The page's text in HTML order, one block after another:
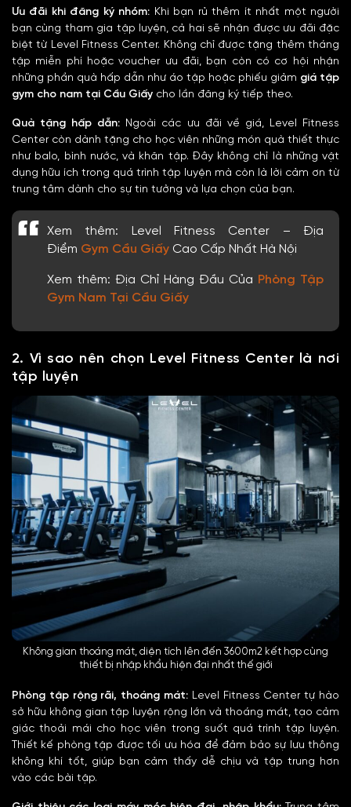
Ưu đãi khi đăng ký nhóm: Khi bạn rủ thêm ít nhất một người
bạn cùng tham gia tập luyện, cả hai sẽ nhận được ưu đãi đặc
biệt từ Level Fitness Center. Không chỉ được tặng thêm tháng
tập miễn phí hoặc voucher ưu đãi, bạn còn có cơ hội nhận
những phần quà hấp dẫn như áo tập hoặc phiếu giảm giá tập
gym cho nam tại Cầu Giấy cho lần đăng ký tiếp theo.
Quà tặng hấp dẫn: Ngoài các ưu đãi về giá, Level Fitness
Center còn dành tặng cho học viên những món quà thiết thực
như balo, bình nước, và khăn tập. Đây không chỉ là những vật
dụng hữu ích trong quá trình tập luyện mà còn là lời cảm ơn từ
trung tâm dành cho sự tin tưởng và lựa chọn của bạn.
Xem thêm: Level Fitness Center – Địa
Điểm Gym Cầu Giấy Cao Cấp Nhất Hà Nội
Xem thêm: Địa Chỉ Hàng Đầu Của Phòng Tập
Gym Nam Tại Cầu Giấy
2. Vì sao nên chọn Level Fitness Center là nơi
tập luyện
Không gian thoáng mát, diện tích lên đến 3600m2 kết hợp cùng
thiết bị nhập khẩu hiện đại nhất thế giới
Phòng tập rộng rãi, thoáng mát: Level Fitness Center tự hào
sở hữu không gian tập luyện rộng lớn và thoáng mát, tạo cảm
giác thoải mái cho học viên trong suốt quá trình tập luyện.
Thiết kế phòng tập được tối ưu hóa để đảm bảo sự lưu thông
không khí tốt, giúp bạn cảm thấy dễ chịu và tập trung hơn
vào các bài tập.